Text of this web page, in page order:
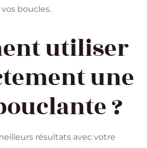
boucles.
utiliser
une
?
résultats avec votre